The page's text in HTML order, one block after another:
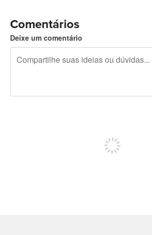
Comentários
Deixe um comentário